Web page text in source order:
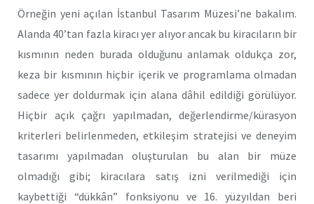
Örneğin yeni açılan İstanbul Tasarım Müzesi’ne bakalım.
Alanda 40’tan fazla kiracı yer alıyor ancak bu kiracıların bir
kısmının neden burada olduğunu anlamak oldukça zor,
keza bir kısmının hiçbir içerik ve programlama olmadan
sadece yer doldurmak için alana dâhil edildiği görülüyor.
Hiçbir açık çağrı yapılmadan, değerlendirme/kürasyon
kriterleri belirlenmeden, etkileşim stratejisi ve deneyim
tasarımı yapılmadan oluşturulan bu alan bir müze
olmadığı gibi; kiracılara satış izni verilmediği için
kaybettiği “dükkân” fonksiyonu ve 16. yüzyıldan beri